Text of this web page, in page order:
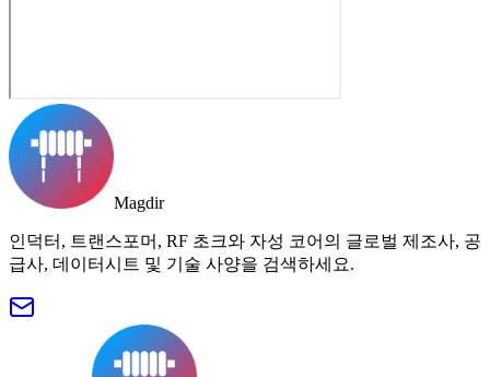
Magdir
인덕터, 트랜스포머, RF 초크와 자성 코어의 글로벌 제조사, 공
급사, 데이터시트 및 기술 사양을 검색하세요.